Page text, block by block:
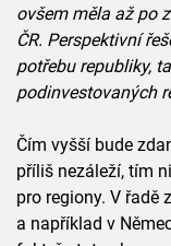
ovšem měla až po
ČR. Perspektivní
potřebu republiky,
podinvestovaných
Čím vyšší bude
příliš nezáleží, tím
pro regiony. V
a například v